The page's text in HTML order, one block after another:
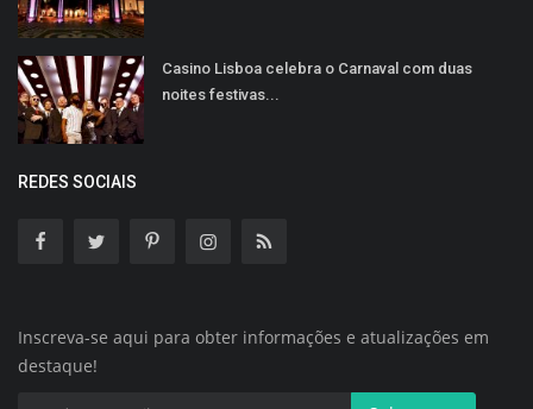
Casino Lisboa celebra o Carnaval com duas
noites festivas...
REDES SOCIAIS
Inscreva-se aqui para obter informações e atualizações em
destaque!